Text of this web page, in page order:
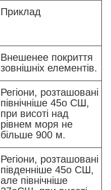
Приклад
Внешенее покриття
зовнішніх елементів.
Регіони, розташовані
північніше 45o СШ,
при висоті над
рівнем моря не
більше 900 м.
Регіони, розташовані
південніше 45o СШ,
але північніше